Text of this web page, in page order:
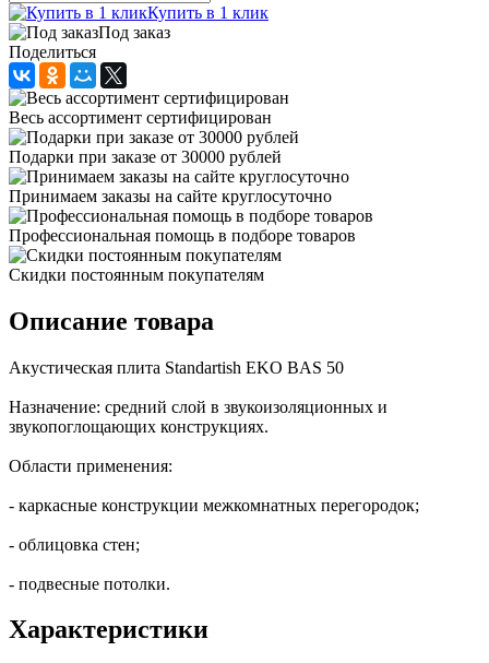
Купить в 1 клик
Под заказ
Поделиться
Весь ассортимент сертифицирован
Подарки при заказе от 30000 рублей
Принимаем заказы на сайте круглосуточно
Профессиональная помощь в подборе товаров
Скидки постоянным покупателям
Описание товара
Акустическая плита Standartish EKO BAS 50
Назначение: средний слой в звукоизоляционных и
звукопоглощающих конструкциях.
Области применения:
- каркасные конструкции межкомнатных перегородок;
- облицовка стен;
- подвесные потолки.
Характеристики